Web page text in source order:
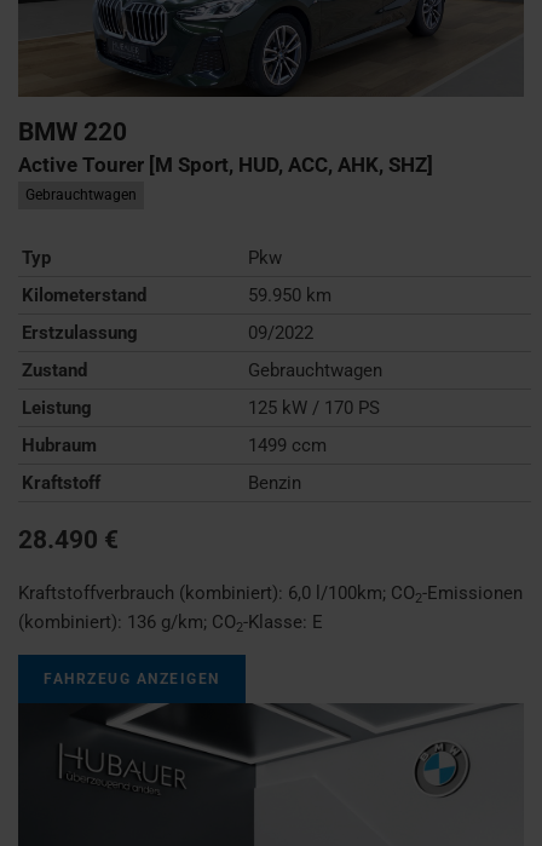
BMW 220
Active Tourer [M Sport, HUD, ACC, AHK, SHZ]
Gebrauchtwagen
Typ
Pkw
Kilometerstand
59.950 km
Erstzulassung
09/2022
Zustand
Gebrauchtwagen
Leistung
125 kW / 170 PS
Hubraum
1499 ccm
Kraftstoff
Benzin
28.490 €
Kraftstoffverbrauch (kombiniert): 6,0 l/100km; CO2-Emissionen
(kombiniert): 136 g/km; CO2-Klasse: E
FAHRZEUG ANZEIGEN